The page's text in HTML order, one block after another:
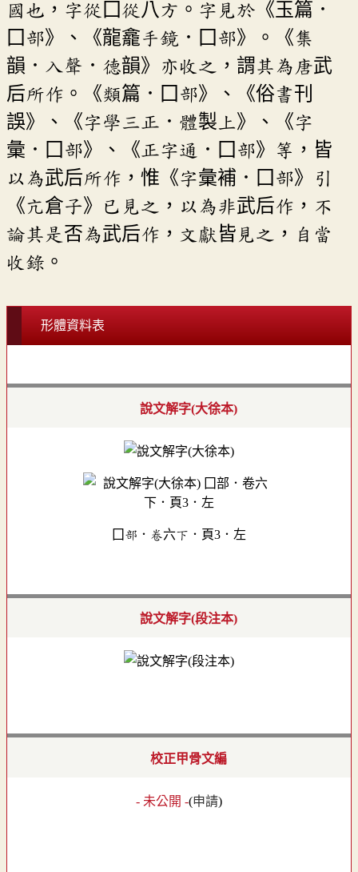
國也，字從囗從八方。字見於《玉篇．
囗部》、《龍龕手鏡．囗部》。《集
韻．入聲．德韻》亦收之，謂其為唐武
后所作。《類篇．囗部》、《俗書刊
誤》、《字學三正．體製上》、《字
彙．囗部》、《正字通．囗部》等，皆
以為武后所作，惟《字彙補．囗部》引
《亢倉子》已見之，以為非武后作，不
論其是否為武后作，文獻皆見之，自當
收錄。
形體資料表
說文解字(大徐本)
囗部．卷六下．頁3．左
說文解字(段注本)
校正甲骨文編
- 未公開 -(申請)